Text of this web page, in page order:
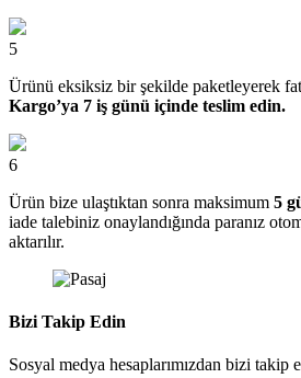
5
Ürünü eksiksiz bir şekilde paketleyerek
Kargo’ya 7 iş günü içinde teslim edin.
6
Ürün bize ulaştıktan sonra maksimum 5
iade talebiniz onaylandığında paranız
aktarılır.
Bizi Takip Edin
Sosyal medya hesaplarımızdan bizi takip